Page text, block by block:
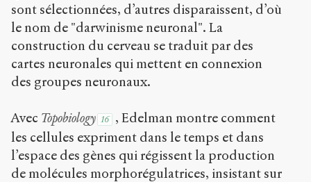
sont sélectionnées, d’autres disparaissent, d’où
le nom de "darwinisme neuronal". La
construction du cerveau se traduit par des
cartes neuronales qui mettent en connexion
des groupes neuronaux.
Avec Topobiology 16
, Edelman montre comment
les cellules expriment dans le temps et dans
l’espace des gènes qui régissent la production
de molécules morphorégulatrices, insistant sur